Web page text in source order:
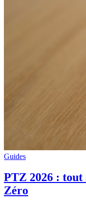
Guides
PTZ 2026 : tout
Zéro